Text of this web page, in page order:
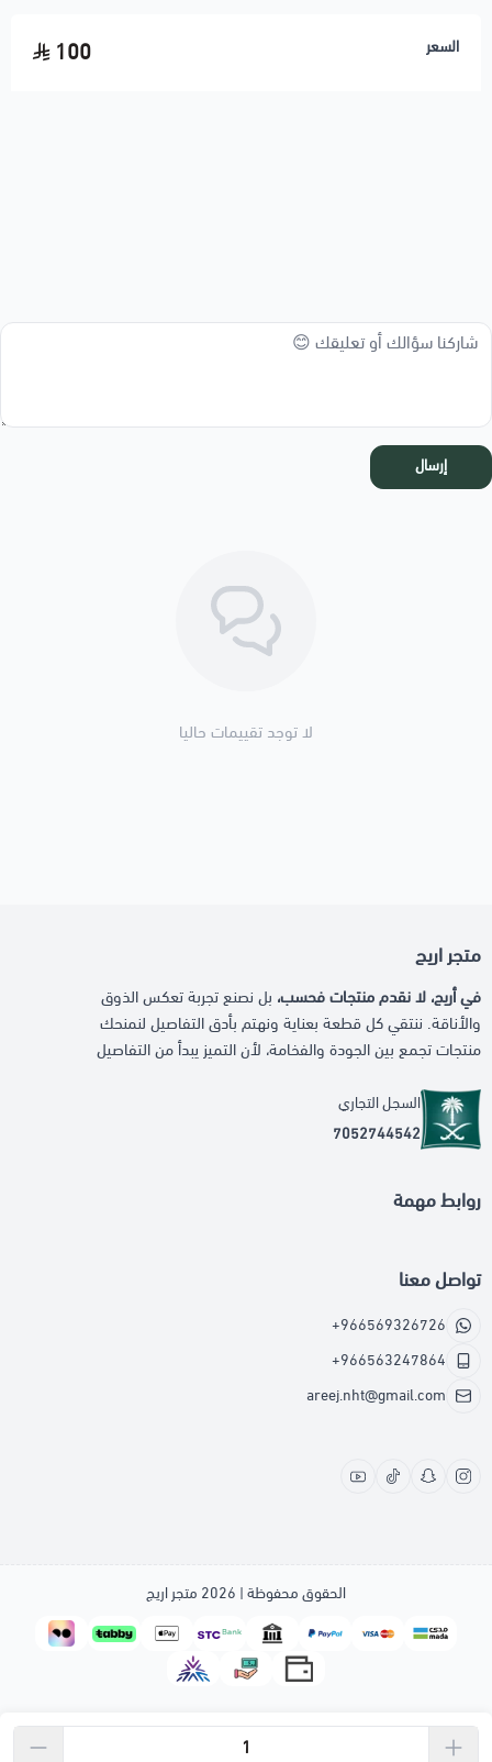
السعر 100
إرسال
لا توجد تقييمات حاليا
متجر اريج
في أريج، لا نقدم منتجات فحسب، بل نصنع تجربة تعكس الذوق
والأناقة. ننتقي كل قطعة بعناية ونهتم بأدق التفاصيل لنمنحك
منتجات تجمع بين الجودة والفخامة، لأن التميز يبدأ من التفاصيل
السجل التجاري
7052744542
روابط مهمة
تواصل معنا
+966569326726
+966563247864
areej.nht@gmail.com
الحقوق محفوظة | 2026 متجر اريج